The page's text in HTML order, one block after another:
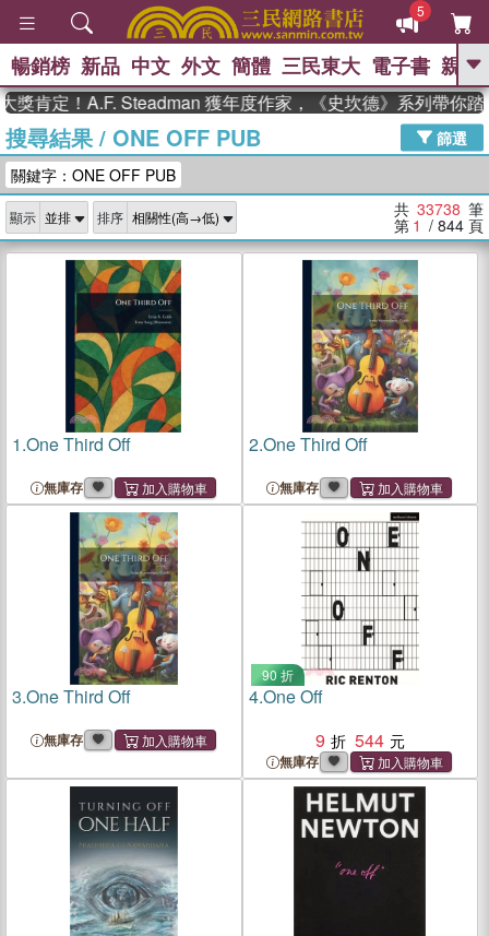
5
GO
熱搜： 高希均教授回憶錄
、 The Odyssey 、 父親節 、 如果歷
獎 臺灣漫遊錄 、 方念華 、 台灣的李
登輝時代
數學女孩：黎曼猜想 、
偉大的迷走神經
暢銷榜 新品 中文 外文 簡體 三民東大 電子書 親子
！A.F. Steadman 獲年度作家，《史坎德》系列帶你踏上熱血
搜尋結果/ ONE OFF PUB
篩選
關鍵字：ONE OFF PUB
顯示 排序 共 33738 筆
第 1 / 844 頁
1.One Third Off
無庫存
2.One Third Off
無庫存
3.One Third Off
無庫存
90 折
4.One Off
9
544
無庫存